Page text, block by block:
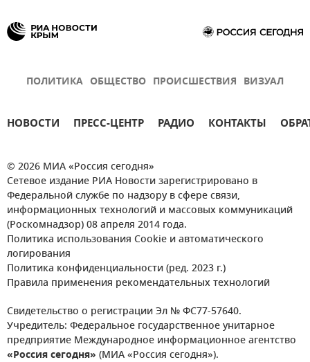
ПОЛИТИКА ОБЩЕСТВО ПРОИСШЕСТВИЯ ВИЗУАЛ
НОВОСТИ ПРЕСС-ЦЕНТР РАДИО КОНТАКТЫ
© 2026 МИА «Россия сегодня»
Сетевое издание РИА Новости зарегистрировано в
Федеральной службе по надзору в сфере связи,
информационных технологий и массовых коммуникаций
(Роскомнадзор) 08 апреля 2014 года.
Политика использования Cookie и автоматического
логирования
Политика конфиденциальности (ред. 2023 г.)
Правила применения рекомендательных технологий
Свидетельство о регистрации Эл № ФС77-57640.
Учредитель: Федеральное государственное унитарное
предприятие Международное информационное агентство
«Россия сегодня» (МИА «Россия сегодня»).